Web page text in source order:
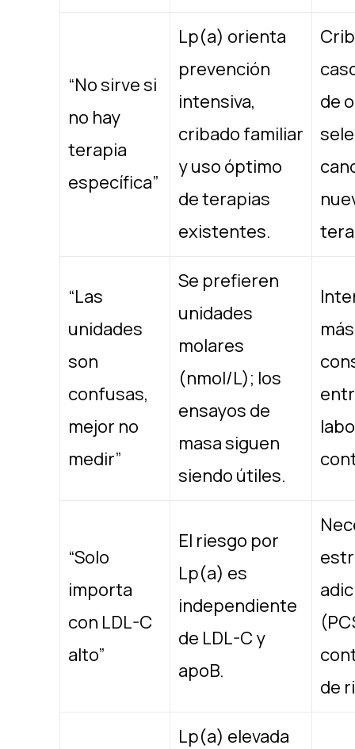
“No sirve si
no hay
terapia
específica”
Lp(a) orienta
prevención
intensiva,
cribado familiar
y uso óptimo
de terapias
existentes. ​
de
“Las
unidades
son
confusas,
mejor no
medir”
Se prefieren
unidades
molares
(nmol/L); los
ensayos de
masa siguen
siendo útiles. ​
más
“Solo
importa
con LDL-C
alto”
El riesgo por
Lp(a) es
independiente
de LDL-C y
apoB. ​
de
Lp(a) elevada